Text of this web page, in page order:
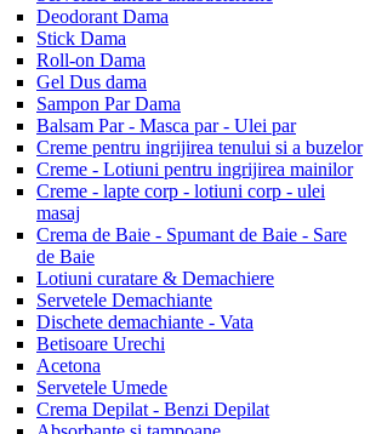
Deodorant Dama
Stick Dama
Roll-on Dama
Gel Dus dama
Sampon Par Dama
Balsam Par - Masca par - Ulei par
Creme pentru ingrijirea tenului si a buzelor
Creme - Lotiuni pentru ingrijirea mainilor
Creme - lapte corp - lotiuni corp - ulei
masaj
Crema de Baie - Spumant de Baie - Sare
de Baie
Lotiuni curatare & Demachiere
Servetele Demachiante
Dischete demachiante - Vata
Betisoare Urechi
Acetona
Servetele Umede
Crema Depilat - Benzi Depilat